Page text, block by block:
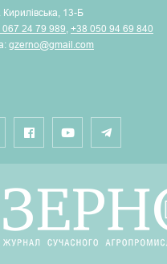
Кирилівська, 13-Б
067 24 79 989, +38 050 94 69 840
gzerno@gmail.com